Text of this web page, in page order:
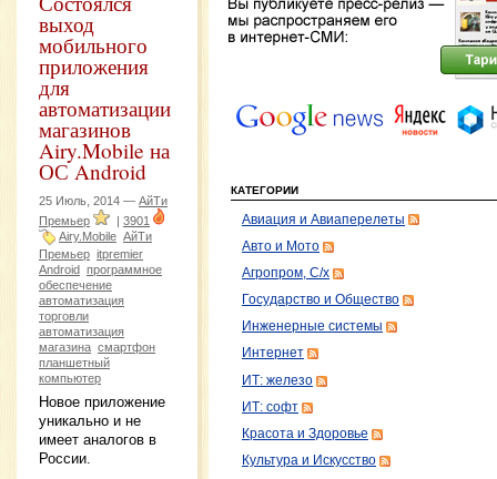
выход
мобильного
приложения
для
автоматизации
магазинов
Airy.Mobile на
ОС Android
25 Июль, 2014 — АйТи
Премьер
| 3901
Airy.Mobile АйТи
Премьер itpremier
Android программное
обеспечение
автоматизация
торговли
автоматизация
магазина смартфон
планшетный
компьютер
Новое приложение
уникально и не
имеет аналогов в
России.
КАТЕГОРИИ
Авиация и Авиаперелеты
Авто и Мото
Агропром, С/х
Государство и Общество
Инженерные системы
Интернет
ИТ: железо
ИТ: софт
Красота и Здоровье
Культура и Искусство